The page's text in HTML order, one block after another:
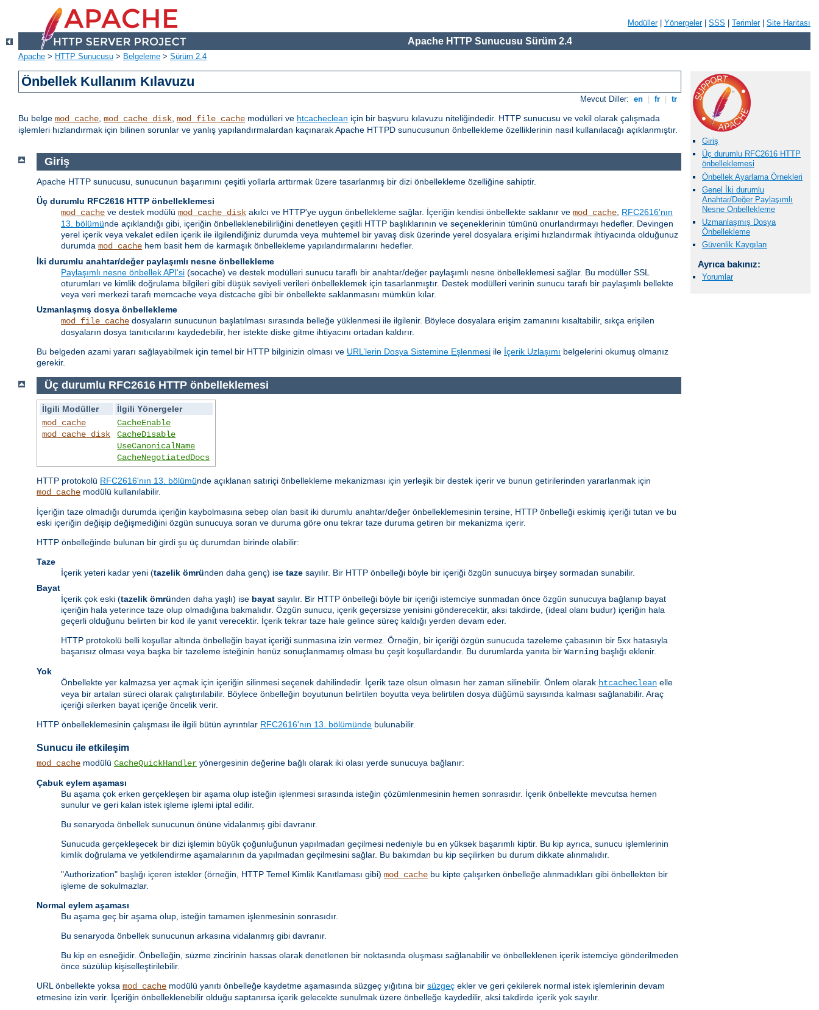
Modüller| Yönergeler| SSS Terimler| Site Haritası
Apache HTTP Sunucusu Sürüm 2.4
Apache > HTTP Sunucusu > Belgeleme > Sürüm 2.4
Önbellek Kullanım Kılavuzu
Mevcut Diller: en fr tr
Bu belge mod_cache, mod_cache_disk, mod_file_cache modülleri ve htcacheclean için bir başvuru kılavuzu niteliğindedir. HTTP sunucusu ve vekil olarak çalışmada
işlemleri hızlandırmak için bilinen sorunlar ve yanlış yapılandırmalardan kaçınarak Apache HTTPD sunucusunun önbellekleme özelliklerinin nasıl kullanılacağı açıklanmıştır.
Giriş
Üç durumlu RFC2616 HTTP
önbelleklemesi
Önbellek Ayarlama Örnekleri
Genel İki durumlu
Anahtar/Değer Paylaşımlı
Nesne Önbellekleme
Uzmanlaşmış Dosya
Önbellekleme
Güvenlik Kaygıları
Ayrıca bakınız:
Yorumlar
Giriş
Apache HTTP sunucusu, sunucunun başarımını çeşitli yollarla arttırmak üzere tasarlanmış bir dizi önbellekleme özelliğine sahiptir.
Üç durumlu RFC2616 HTTP önbelleklemesi
mod_cache ve destek modülü mod_cache_disk akılcı ve HTTP'ye uygun önbellekleme sağlar. İçeriğin kendisi önbellekte saklanır ve mod_cache RFC2616'nın
13. bölümünde açıklandığı gibi, içeriğin önbelleklenebilirliğini denetleyen çeşitli HTTP başlıklarının ve seçeneklerinin tümünü onurlandırmayı hedefler. Devingen
yerel içerik veya vekalet edilen içerik ile ilgilendiğiniz durumda veya muhtemel bir yavaş disk üzerinde yerel dosyalara erişimi hızlandırmak ihtiyacında olduğunuz
durumda mod_cache hem basit hem de karmaşık önbellekleme yapılandırmalarını hedefler.
İki durumlu anahtar/değer paylaşımlı nesne önbellekleme
Paylaşımlı nesne önbellek API'si (socache) ve destek modülleri sunucu taraflı bir anahtar/değer paylaşımlı nesne önbelleklemesi sağlar. Bu modüller SSL
oturumları ve kimlik doğrulama bilgileri gibi düşük seviyeli verileri önbelleklemek için tasarlanmıştır. Destek modülleri verinin sunucu tarafı bir paylaşımlı bellekte
veya veri merkezi tarafı memcache veya distcache gibi bir önbellekte saklanmasını mümkün kılar.
Uzmanlaşmış dosya önbellekleme
mod_file_cache dosyaların sunucunun başlatılması sırasında belleğe yüklenmesi ile ilgilenir. Böylece dosyalara erişim zamanını kısaltabilir, sıkça erişilen
dosyaların dosya tanıtıcılarını kaydedebilir, her istekte diske gitme ihtiyacını ortadan kaldırır.
Bu belgeden azami yararı sağlayabilmek için temel bir HTTP bilginizin olması ve URL’lerin Dosya Sistemine Eşlenmesi ile İçerik Uzlaşımı belgelerini okumuş olmanız
gerekir.
Üç durumlu RFC2616 HTTP önbelleklemesi
İlgili Modüller
İlgili Yönergeler
mod_cache
mod_cache_disk
CacheEnable
CacheDisable
UseCanonicalName
CacheNegotiatedDocs
HTTP protokolü RFC2616'nın 13. bölümünde açıklanan satıriçi önbellekleme mekanizması için yerleşik bir destek içerir ve bunun getirilerinden yararlanmak için
mod_cache modülü kullanılabilir.
İçeriğin taze olmadığı durumda içeriğin kaybolmasına sebep olan basit iki durumlu anahtar/değer önbelleklemesinin tersine, HTTP önbelleği eskimiş içeriği tutan ve bu
eski içeriğin değişip değişmediğini özgün sunucuya soran ve duruma göre onu tekrar taze duruma getiren bir mekanizma içerir.
HTTP önbelleğinde bulunan bir girdi şu üç durumdan birinde olabilir:
Taze
İçerik yeteri kadar yeni (tazelik ömründen daha genç) ise taze sayılır. Bir HTTP önbelleği böyle bir içeriği özgün sunucuya birşey sormadan sunabilir.
Bayat
İçerik çok eski (tazelik ömründen daha yaşlı) ise bayat sayılır. Bir HTTP önbelleği böyle bir içeriği istemciye sunmadan önce özgün sunucuya bağlanıp bayat
içeriğin hala yeterince taze olup olmadığına bakmalıdır. Özgün sunucu, içerik geçersizse yenisini gönderecektir, aksi takdirde, (ideal olanı budur) içeriğin hala
geçerli olduğunu belirten bir kod ile yanıt verecektir. İçerik tekrar taze hale gelince süreç kaldığı yerden devam eder.
HTTP protokolü belli koşullar altında önbelleğin bayat içeriği sunmasına izin vermez. Örneğin, bir içeriği özgün sunucuda tazeleme çabasının bir 5xx hatasıyla
başarısız olması veya başka bir tazeleme isteğinin henüz sonuçlanmamış olması bu çeşit koşullardandır. Bu durumlarda yanıta bir Warning başlığı eklenir.
Yok
Önbellekte yer kalmazsa yer açmak için içeriğin silinmesi seçenek dahilindedir. İçerik taze olsun olmasın her zaman silinebilir. Önlem olarak htcacheclean elle
veya bir artalan süreci olarak çalıştırılabilir. Böylece önbelleğin boyutunun belirtilen boyutta veya belirtilen dosya düğümü sayısında kalması sağlanabilir. Araç
içeriği silerken bayat içeriğe öncelik verir.
HTTP önbelleklemesinin çalışması ile ilgili bütün ayrıntılar RFC2616'nın 13. bölümünde bulunabilir.
Sunucu ile etkileşim
mod_cache modülü CacheQuickHandler yönergesinin değerine bağlı olarak iki olası yerde sunucuya bağlanır:
Çabuk eylem aşaması
Bu aşama çok erken gerçekleşen bir aşama olup isteğin işlenmesi sırasında isteğin çözümlenmesinin hemen sonrasıdır. İçerik önbellekte mevcutsa hemen
sunulur ve geri kalan istek işleme işlemi iptal edilir.
Bu senaryoda önbellek sunucunun önüne vidalanmış gibi davranır.
Sunucuda gerçekleşecek bir dizi işlemin büyük çoğunluğunun yapılmadan geçilmesi nedeniyle bu en yüksek başarımlı kiptir. Bu kip ayrıca, sunucu işlemlerinin
kimlik doğrulama ve yetkilendirme aşamalarının da yapılmadan geçilmesini sağlar. Bu bakımdan bu kip seçilirken bu durum dikkate alınmalıdır.
"Authorization" başlığı içeren istekler (örneğin, HTTP Temel Kimlik Kanıtlaması gibi) mod_cache bu kipte çalışırken önbelleğe alınmadıkları gibi önbellekten bir
işleme de sokulmazlar.
Normal eylem aşaması
Bu aşama geç bir aşama olup, isteğin tamamen işlenmesinin sonrasıdır.
Bu senaryoda önbellek sunucunun arkasına vidalanmış gibi davranır.
Bu kip en esneğidir. Önbelleğin, süzme zincirinin hassas olarak denetlenen bir noktasında oluşması sağlanabilir ve önbelleklenen içerik istemciye gönderilmeden
önce süzülüp kişiselleştirilebilir.
URL önbellekte yoksa mod_cache modülü yanıtı önbelleğe kaydetme aşamasında süzgeç yığıtına bir süzgeç ekler ve geri çekilerek normal istek işlemlerinin devam
etmesine izin verir. İçeriğin önbelleklenebilir olduğu saptanırsa içerik gelecekte sunulmak üzere önbelleğe kaydedilir, aksi takdirde içerik yok sayılır.